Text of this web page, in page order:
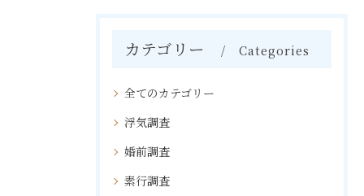
カテゴリー Categories
全てのカテゴリー
浮気調査
婚前調査
素行調査